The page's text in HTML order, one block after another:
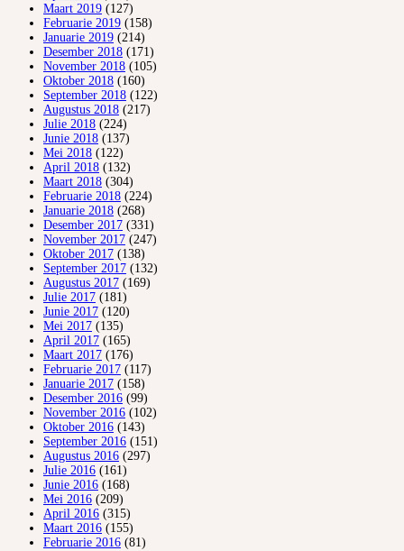
Maart 2019 (127)
Februarie 2019 (158)
Januarie 2019 (214)
Desember 2018 (171)
November 2018 (105)
Oktober 2018 (160)
September 2018 (122)
Augustus 2018 (217)
Julie 2018 (224)
Junie 2018 (137)
Mei 2018 (122)
April 2018 (132)
Maart 2018 (304)
Februarie 2018 (224)
Januarie 2018 (268)
Desember 2017 (331)
November 2017 (247)
Oktober 2017 (138)
September 2017 (132)
Augustus 2017 (169)
Julie 2017 (181)
Junie 2017 (120)
Mei 2017 (135)
April 2017 (165)
Maart 2017 (176)
Februarie 2017 (117)
Januarie 2017 (158)
Desember 2016 (99)
November 2016 (102)
Oktober 2016 (143)
September 2016 (151)
Augustus 2016 (297)
Julie 2016 (161)
Junie 2016 (168)
Mei 2016 (209)
April 2016 (315)
Maart 2016 (155)
Februarie 2016 (81)